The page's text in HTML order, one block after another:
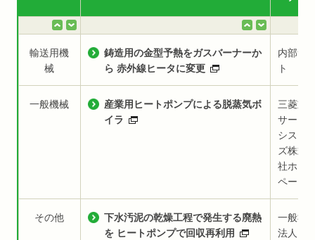
輸送用機
械
鋳造用の金型予熱をガスバーナーか
ら 赤外線ヒータに変更
内部サ
ト
一般機械
産業用ヒートポンプによる脱蒸気ボ
イラ
三菱重
サーマ
システ
ズ株式
社ホー
ページ
その他
下水汚泥の乾燥工程で発生する廃熱
を ヒートポンプで回収再利用
一般社
法人日